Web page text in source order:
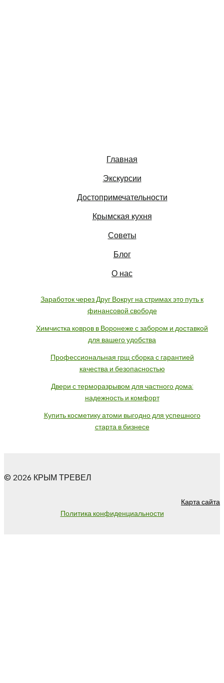
Главная
Экскурсии
Достопримечательности
Крымская кухня
Советы
Блог
О нас
Заработок через Друг Вокруг на стримах это путь к
финансовой свободе
Химчистка ковров в Воронеже с забором и доставкой
для вашего удобства
Профессиональная грщ сборка с гарантией
качества и безопасностью
Двери с терморазрывом для частного дома:
надежность и комфорт
Купить косметику атоми выгодно для успешного
старта в бизнесе
© 2026 КРЫМ ТРЕВЕЛ
Карта сайта
Политика конфиденциальности